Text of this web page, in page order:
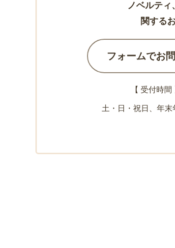
ノベルティ
関する
フォームでお
【 受付時
土・日・祝日、年末